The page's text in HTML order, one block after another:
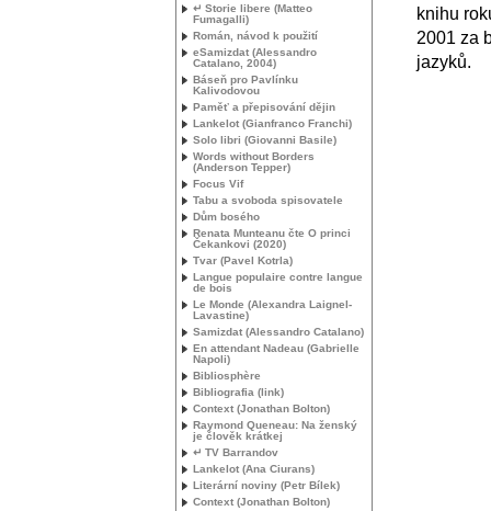
knihu
2001 za
jazyků.
↵ Storie libere (Matteo
Fumagalli)
Román, návod k použití
eSamizdat (Alessandro
Catalano, 2004)
Báseň pro Pavlínku
Kalivodovou
Paměť a přepisování dějin
Lankelot (Gianfranco Franchi)
Solo libri (Giovanni Basile)
Words without Borders
(Anderson Tepper)
Focus Vif
Tabu a svoboda spisovatele
Dům bosého
Renata Munteanu čte O princi
Čekankovi (2020)
Tvar (Pavel Kotrla)
Langue populaire contre langue
de bois
Le Monde (Alexandra Laignel-
Lavastine)
Samizdat (Alessandro Catalano)
En attendant Nadeau (Gabrielle
Napoli)
Bibliosphère
Bibliografia (link)
Context (Jonathan Bolton)
Raymond Queneau: Na ženský
je člověk krátkej
↵ TV Barrandov
Lankelot (Ana Ciurans)
Literární noviny (Petr Bílek)
Context (Jonathan Bolton)